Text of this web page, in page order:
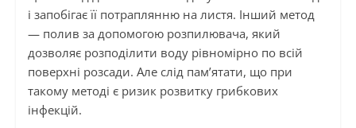
і запобігає її потраплянню на листя. Інший метод
— полив за допомогою розпилювача, який
дозволяє розподілити воду рівномірно по всій
поверхні розсади. Але слід пам’ятати, що при
такому методі є ризик розвитку грибкових
інфекцій.